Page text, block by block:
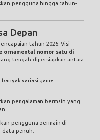
pengguna hingga tahun-
Depan
tahun 2026. Visi
ornamental nomor satu di
tengah dipersiapkan antara
variasi game
pengalaman bermain yang
pengguna bermain di
data penuh.